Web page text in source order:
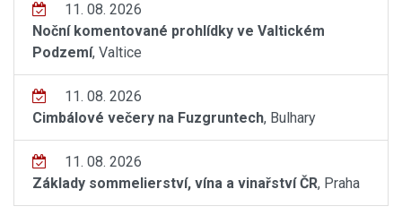
11. 08. 2026
Noční komentované prohlídky ve Valtickém
Podzemí, Valtice
11. 08. 2026
Cimbálové večery na Fuzgruntech, Bulhary
11. 08. 2026
Základy sommelierství, vína a vinařství ČR, Praha